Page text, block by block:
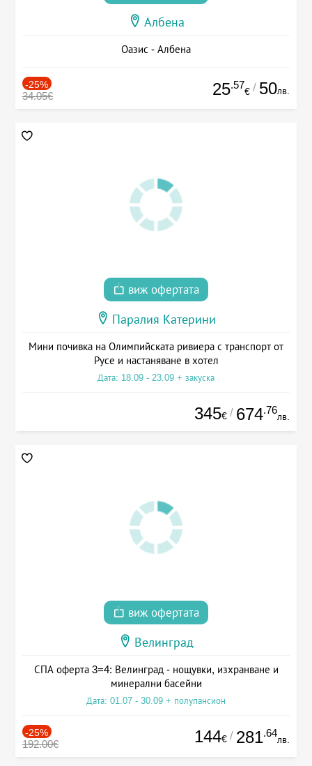
Албена
Оазис - Албена
-25%
34.05€ 25.57
€ / 50лв.
виж офертата
Паралия Катерини
Мини почивка на Олимпийската ривиера с транспорт от
Русе и настаняване в хотел
Дата: 18.09 - 23.09 + закуска
345€ / 674.76
лв.
виж офертата
Велинград
СПА оферта 3=4: Велинград - нощувки, изхранване и
минерални басейни
Дата: 01.07 - 30.09 + полупансион
-25%
192.00€ 144€ / 281.64
лв.